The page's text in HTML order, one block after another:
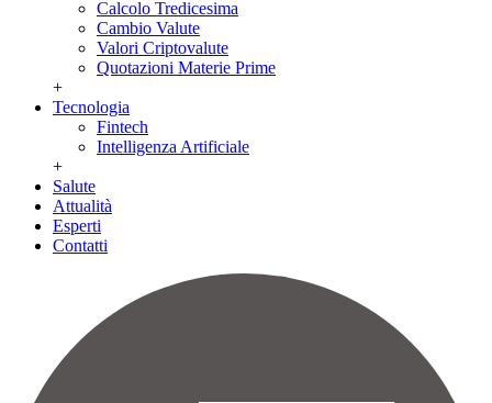
Calcolo Tredicesima
Cambio Valute
Valori Criptovalute
Quotazioni Materie Prime
+
Tecnologia
Fintech
Intelligenza Artificiale
+
Salute
Attualità
Esperti
Contatti